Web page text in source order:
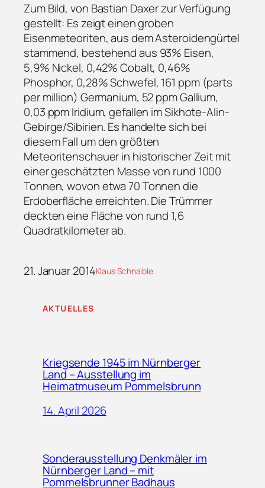
Zum Bild, von Bastian Daxer zur Verfügung
gestellt: Es zeigt einen groben
Eisenmeteoriten, aus dem Asteroidengürtel
stammend, bestehend aus 93% Eisen,
5,9% Nickel, 0,42% Cobalt, 0,46%
Phosphor, 0,28% Schwefel, 161 ppm (parts
per million) Germanium, 52 ppm Gallium,
0,03 ppm Iridium, gefallen im Sikhote-Alin-
Gebirge/Sibirien. Es handelte sich bei
diesem Fall um den größten
Meteoritenschauer in historischer Zeit mit
einer geschätzten Masse von rund 1000
Tonnen, wovon etwa 70 Tonnen die
Erdoberfläche erreichten. Die Trümmer
deckten eine Fläche von rund 1,6
Quadratkilometer ab.
21. Januar 2014Klaus Schnaible
AKTUELLES
Kriegsende 1945 im Nürnberger
Land – Ausstellung im
Heimatmuseum Pommelsbrunn
14. April 2026
Sonderausstellung Denkmäler im
Nürnberger Land – mit
Pommelsbrunner Badhaus